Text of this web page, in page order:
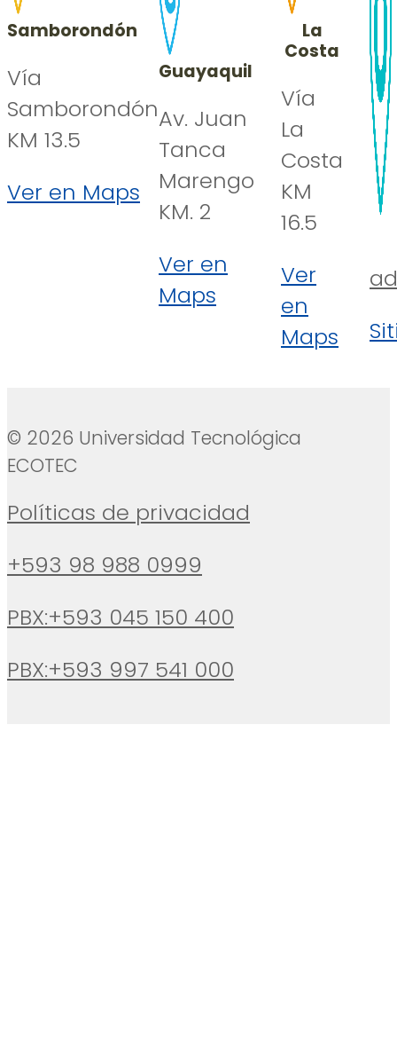
Samborondón
Vía
Samborondón
KM 13.5
Ver en Maps
Guayaquil
Av. Juan
Tanca
Marengo
KM. 2
Ver en
Maps
La
Costa
Vía
La
Costa
KM
16.5
Ver
en
Maps
© 2026 Universidad Tecnológica
ECOTEC
Políticas de privacidad
+593 98 988 0999
PBX:+593 045 150 400
PBX:+593 997 541 000